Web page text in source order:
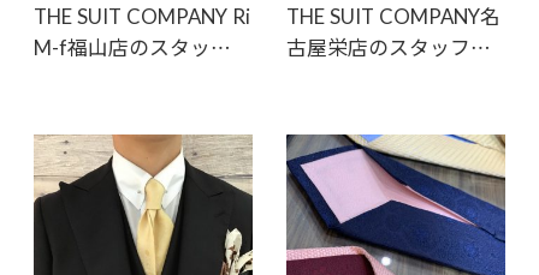
THE SUIT COMPANY Ri
M-f福山店のスタッ…
THE SUIT COMPANY名
古屋栄店のスタッフ…